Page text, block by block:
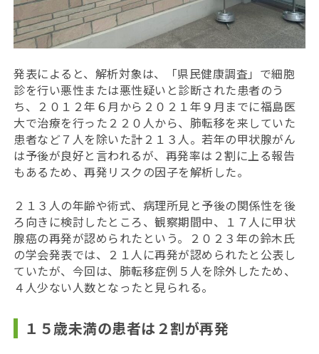
発表によると、解析対象は、「県民健康調査」で細胞
診を行い悪性または悪性疑いと診断された患者のう
ち、２０１２年６月から２０２１年９月までに福島医
大で治療を行った２２０人から、肺転移を来していた
患者など７人を除いた計２１３人。若年の甲状腺がん
は予後が良好と言われるが、再発率は２割に上る報告
もあるため、再発リスクの因子を解析した。
２１３人の年齢や術式、病理所見と予後の関係性を後
ろ向きに検討したところ、観察期間中、１７人に甲状
腺癌の再発が認められたという。２０２３年の鈴木氏
の学会発表では、２１人に再発が認められたと公表し
ていたが、今回は、肺転移症例５人を除外したため、
４人少ない人数となったと見られる。
１５歳未満の患者は２割が再発